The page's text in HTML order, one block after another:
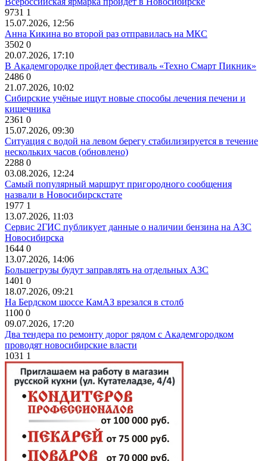
9731 1
15.07.2026, 12:56
Анна Кикина во второй раз отправилась на МКС
3502 0
20.07.2026, 17:10
В Академгородке пройдет фестиваль «Техно Смарт Пикник»
2486 0
21.07.2026, 10:02
Сибирские учёные ищут новые способы лечения печени и
кишечника
2361 0
15.07.2026, 09:30
Ситуация с водой на левом берегу стабилизируется в течение
нескольких часов (обновлено)
2288 0
03.08.2026, 12:24
Самый популярный маршрут пригородного сообщения
назвали в Новосибирскстате
1977 1
13.07.2026, 11:03
Сервис 2ГИС публикует данные о наличии бензина на АЗС
Новосибирска
1644 0
13.07.2026, 14:06
Большегрузы будут заправлять на отдельных АЗС
1401 0
18.07.2026, 09:21
На Бердском шоссе КамАЗ врезался в столб
1100 0
09.07.2026, 17:20
Два тендера по ремонту дорог рядом с Академгородком
проводят новосибирские власти
1031 1